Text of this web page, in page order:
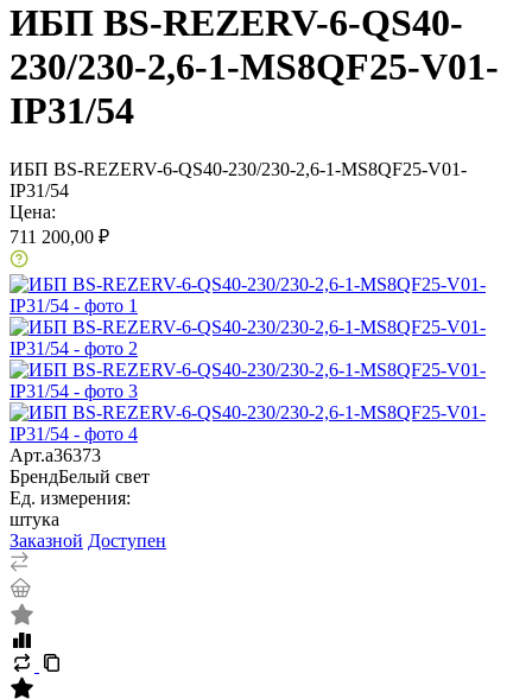
ИБП BS-REZERV-6-QS40-
230/230-2,6-1-MS8QF25-V01-
IP31/54
ИБП BS-REZERV-6-QS40-230/230-2,6-1-MS8QF25-V01-
IP31/54
Цена:
711 200,00 ₽
Арт.a36373
БрендБелый свет
Ед. измерения:
штука
Заказной Доступен